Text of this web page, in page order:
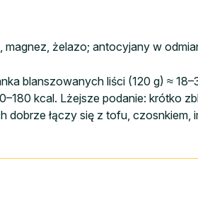
żelazo; antocyjany w
blanszowanych liści (120 g) ≈
kcal. Lżejsze podanie: krótko
łączy się z tofu, czosnkiem,